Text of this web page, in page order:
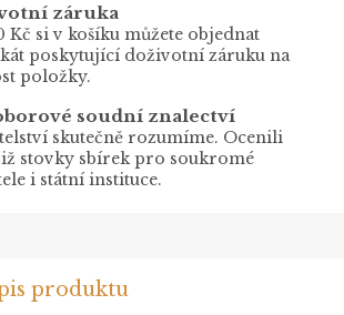
záruka
Kč si v košíku můžete objednat
poskytující doživotní záruku na
položky.
soudní znalectví
skutečně rozumíme. Ocenili
stovky sbírek pro soukromé
i státní instituce.
produktu